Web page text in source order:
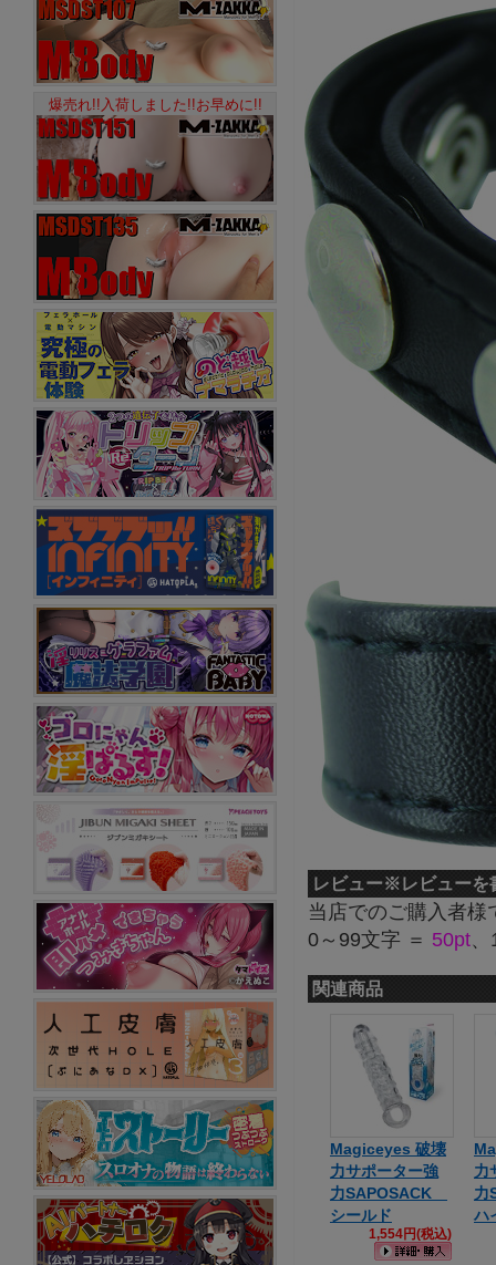
レビュー※レビューを
当店でのご購入者
0～99文字 ＝ 50pt
関連商品
Magiceyes 破壊
力サポーター強
力SAPOSACK
シールド
1,554円(税込)
力
力
ハ
爆売れ!!入荷しました!!お早めに!!